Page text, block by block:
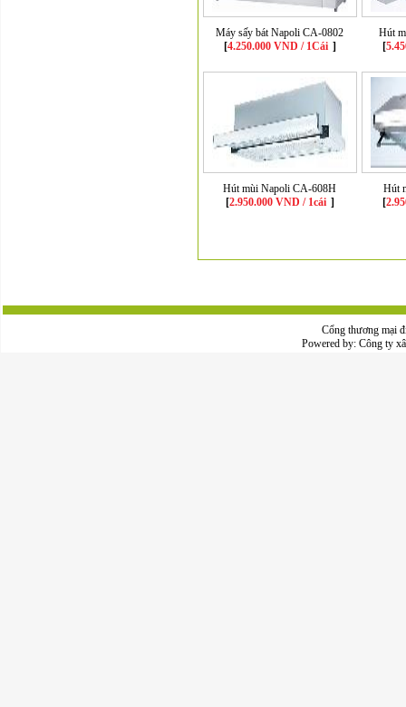
Máy sấy bát Napoli CA-0802
[4.250.000 VND / 1Cái ]
Hút
[
Hút mùi Napoli CA-608H
[2.950.000 VND / 1cái ]
Hút
[
Cổng thương mại
Powered by: Công ty